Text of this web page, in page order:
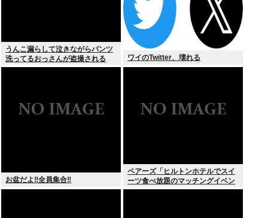
うんこ漏らして泣きながらパンツ
洗ってるおっさんが盗撮される
ワイのTwitter、壊れる
お盆だよ‼全員集合‼
ペアーズ「ヒルトンホテルでスイ
ーツ食べ放題のマッチングイベン
トやるぞ。女2500円男7000円